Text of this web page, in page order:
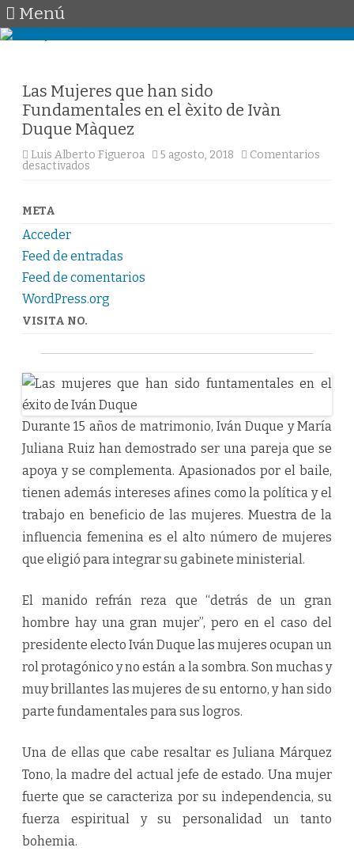
Menú
Las Mujeres que han sido
Fundamentales en el èxito de Ivàn
Duque Màquez
Luis Alberto Figueroa 5 agosto, 2018
Comentarios
desactivados
el
èxito
de
Duque
Màquez
META
Acceder
Feed de entradas
Feed de comentarios
WordPress.org
VISITA NO.
Durante 15 años de matrimonio, Iván Duque y María
Juliana Ruiz han demostrado ser una pareja que se
apoya y se complementa. Apasionados por el baile,
tienen además intereses afines como la política y el
trabajo en beneficio de las mujeres. Muestra de la
influencia femenina es el alto número de mujeres
que eligió para integrar su gabinete ministerial.
El manido refrán reza que “detrás de un gran
hombre hay una gran mujer”, pero en el caso del
presidente electo Iván Duque las mujeres ocupan un
rol protagónico y no están a la sombra. Son muchas y
muy brillantes las mujeres de su entorno, y han sido
parte fundamentales para sus logros.
Una de ellas que cabe resaltar es Juliana Márquez
Tono, la madre del actual jefe de estado. Una mujer
fuerte que se caracteriza por su independencia, su
fuerza espiritual y su personalidad un tanto
bohemia.